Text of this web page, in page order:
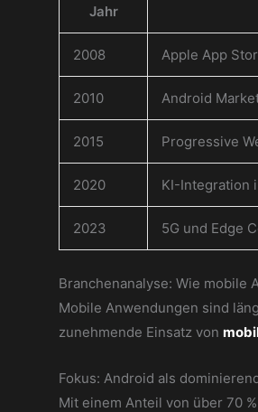
Jahr
2008 Apple App
2010 Android
2015 Progressive
2020 KI-Integration
2023 5G und Edge
Branchenanalyse: Wie mobile
Mobile Anwendungen sind
zunehmende Einsatz von
Fokus: Android als
Mit einem Anteil von über 70